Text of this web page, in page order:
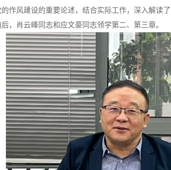
作风建设的重要论述，结合实际工作，深入解读
，肖云峰同志和应文豪同志领学第二、第三章。